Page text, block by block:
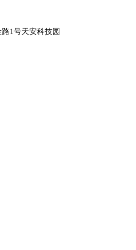
1号天安科技园